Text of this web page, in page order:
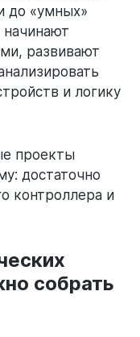
до «умных»
развивают
и логику
проекты
достаточно
контроллера и
собрать